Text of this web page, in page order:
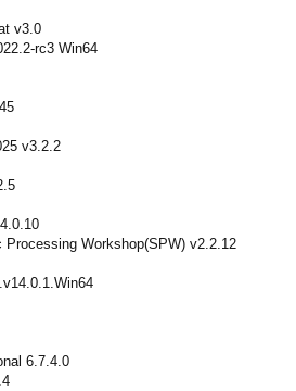
v3.0
rc3 Win64
v3.2.2
Workshop(SPW) v2.2.12
6.7.4.0